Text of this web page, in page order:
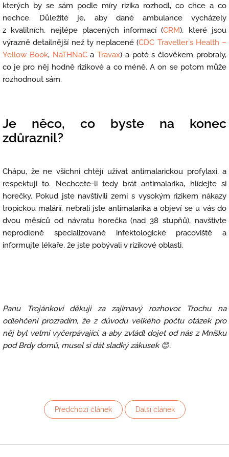
kterých by se sám podle míry rizika rozhodl, co chce a co
nechce. Důležité je, aby dané ambulance vycházely
z kvalitních, nejlépe placených informací (CRM), které jsou
výrazně detailnější než ty neplacené (CDC Traveller´s Health –
Yellow Book, NaTHNaCaTravax) a poté s člověkem probraly,
co je pro něj hodně rizikové a co méně. A on se potom může
rozhodnout sám.
Je něco, co byste na konec
zdůraznil?
Chápu, že ne všichni chtějí užívat antimalarickou profylaxi, a
respektuji to. Nechcete-li tedy brát antimalarika, hlídejte si
horečky. Pokud jste navštívili zemi s vysokým rizikem nákazy
tropickou malárií, nebrali jste antimalarika a objeví se u vás do
dvou měsíců od návratu horečka (nad 38 stupňů), navštivte
neprodleně specializované infektologické pracoviště a
informujte lékaře, že jste pobývali v rizikové oblasti.
Panu Trojánkovi děkuji za zajímavý rozhovor. Trochu na
odlehčení prozradím, že z důvodu velkého počtu otázek pro
něj byl velmi vyčerpávající, a aby zvládl dojet od nás z Mníšku
pod Brdy domů, musel si dát sladký zákusek 😊.
Předchozí článek Další článek